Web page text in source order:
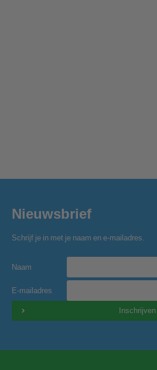
Nieuwsbrief
Schrijf je in met je naam en e-mailadres.
Naam
E-mailadres
Inschrijven